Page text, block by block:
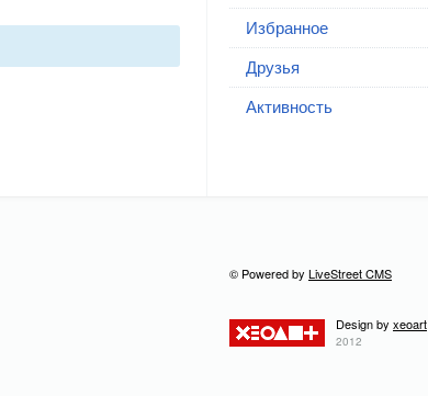
Избранное
Друзья
Активность
© Powered by LiveStreet CMS
Design by xeoart
2012